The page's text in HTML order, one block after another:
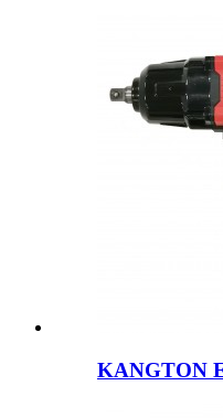
KANGTON